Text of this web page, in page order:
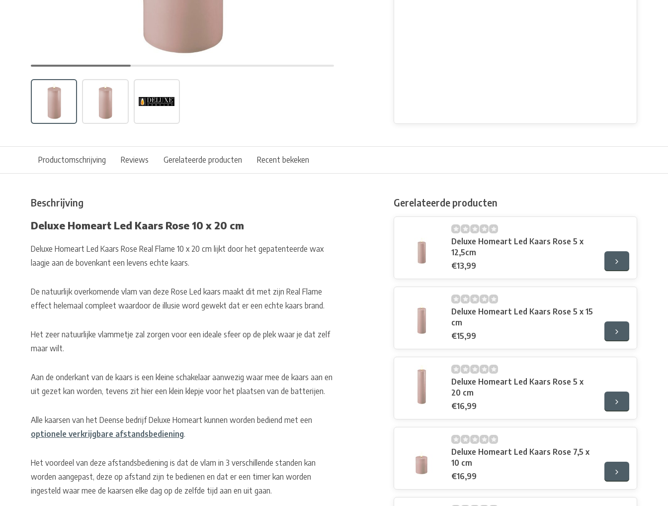
Productomschrijving Reviews Gerelateerde producten Recent bekeken
Beschrijving
Deluxe Homeart Led Kaars Rose 10 x 20 cm
Deluxe Homeart Led Kaars Rose Real Flame 10 x 20 cm lijkt door het gepatenteerde wax
laagje aan de bovenkant een levens echte kaars.
De natuurlijk overkomende vlam van deze Rose Led kaars maakt dit met zijn Real Flame
effect helemaal compleet waardoor de illusie word gewekt dat er een echte kaars brand.
Het zeer natuurlijke vlammetje zal zorgen voor een ideale sfeer op de plek waar je dat zelf
maar wilt.
Aan de onderkant van de kaars is een kleine schakelaar aanwezig waar mee de kaars aan en
uit gezet kan worden, tevens zit hier een klein klepje voor het plaatsen van de batterijen.
Alle kaarsen van het Deense bedrijf Deluxe Homeart kunnen worden bediend met een
optionele verkrijgbare afstandsbediening.
Het voordeel van deze afstandsbediening is dat de vlam in 3 verschillende standen kan
worden aangepast, deze op afstand zijn te bedienen en dat er een timer kan worden
ingesteld waar mee de kaarsen elke dag op de zelfde tijd aan en uit gaan.
Gerelateerde producten
Deluxe Homeart Led Kaars Rose 5 x
12,5cm
€13,99
Deluxe Homeart Led Kaars Rose 5 x 15
cm
€15,99
Deluxe Homeart Led Kaars Rose 5 x
20 cm
€16,99
Deluxe Homeart Led Kaars Rose 7,5 x
10 cm
€16,99